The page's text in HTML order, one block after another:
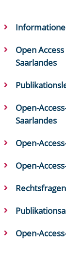
Open
Saarlandes
Open-
Saarlandes
Open-
Open-
Rechtsfragen
Open-